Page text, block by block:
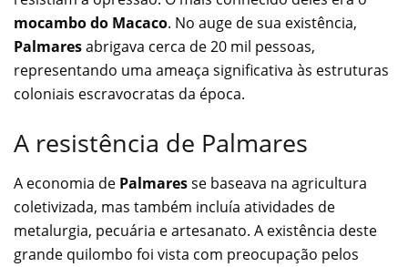
mocambo do Macaco. No auge de sua existência,
Palmaresabrigava cerca de 20 mil pessoas,
representando uma ameaça significativa às estruturas
coloniais escravocratas da época.
A resistência de Palmares
A economia de Palmaresse baseava na agricultura
coletivizada, mas também incluía atividades de
metalurgia, pecuária e artesanato. A existência deste
grande quilombo foi vista com preocupação pelos